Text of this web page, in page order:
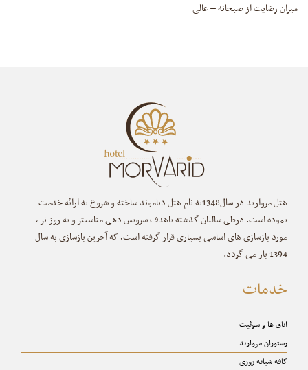
میزان رضایت از صبحانه – عالی
هتل مروارید در سال1348به نام هتل دیاموند ساخته و شروع به ارائه خدمت
نموده است. درطی سالیان گذشته باهدف سرویس دهی مناسبتر و به روز تر ،
مورد بازسازی های اساسی بسیاری قرار گرفته است، که آخرین بازسازی به سال
1394 باز می گردد.
خدمات
اتاق ها و سوئیت
رستوران مروارید
کافه شبانه روزی